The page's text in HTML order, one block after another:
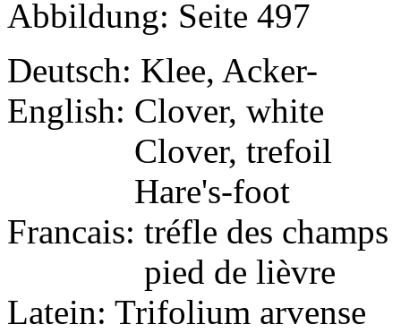
Abbildung: Seite 497
Deutsch: Klee, Acker-
English: Clover, white
Clover, trefoil
Hare's-foot
Francais: tréfle des champs
pied de lièvre
Latein: Trifolium arvense